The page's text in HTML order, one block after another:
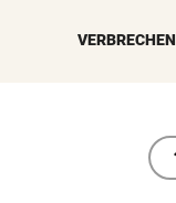
VERBRECHEN